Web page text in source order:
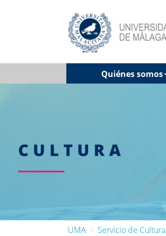
Quiénes somos
UMA Servicio de Cultura